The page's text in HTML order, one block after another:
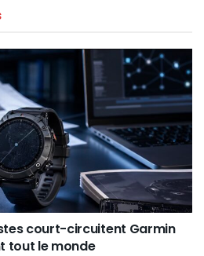
court-circuitent Garmin
tout le monde